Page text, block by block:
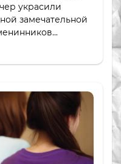
украсили
замечательной